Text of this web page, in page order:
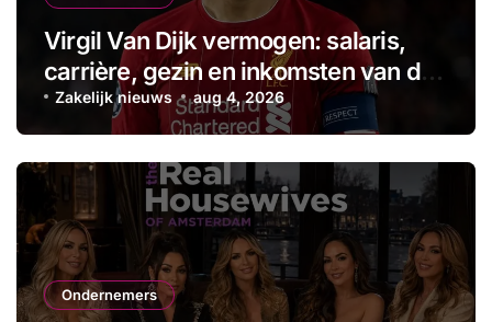
Virgil Van Dijk vermogen: salaris,
carrière, gezin en inkomsten van de
aanvoerder
Zakelijk nieuws aug 4, 2026
Ondernemers